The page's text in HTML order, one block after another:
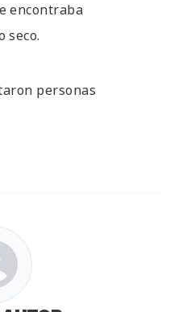
encontraba
seco.
personas